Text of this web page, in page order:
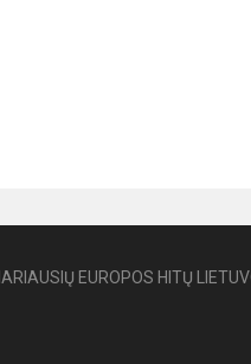
EUROPOS HITŲ